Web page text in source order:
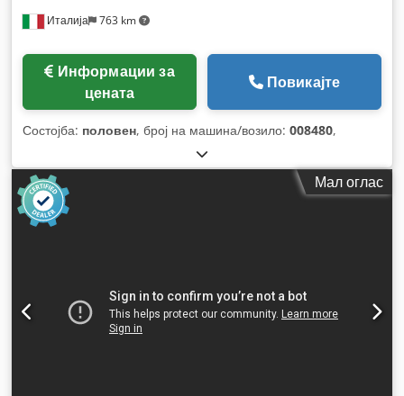
Италија 763 km
цената
Повикајте
Состојба: половен, број на машина/возило: 008480,
Мал оглас